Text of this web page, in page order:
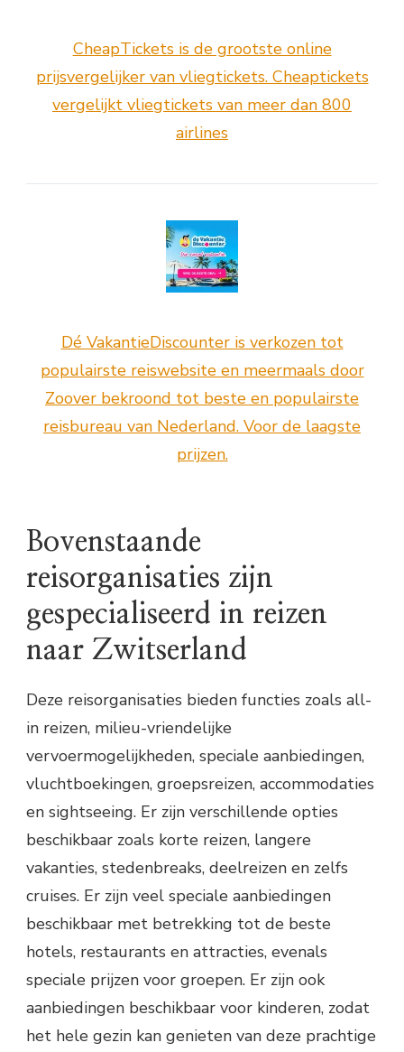
CheapTickets is de grootste online
prijsvergelijker van vliegtickets. Cheaptickets
vergelijkt vliegtickets van meer dan 800
airlines
Dé VakantieDiscounter is verkozen tot
populairste reiswebsite en meermaals door
Zoover bekroond tot beste en populairste
reisbureau van Nederland. Voor de laagste
prijzen.
Bovenstaande
reisorganisaties zijn
gespecialiseerd in reizen
naar Zwitserland
Deze reisorganisaties bieden functies zoals all-
in reizen, milieu-vriendelijke
vervoermogelijkheden, speciale aanbiedingen,
vluchtboekingen, groepsreizen, accommodaties
en sightseeing. Er zijn verschillende opties
beschikbaar zoals korte reizen, langere
vakanties, stedenbreaks, deelreizen en zelfs
cruises. Er zijn veel speciale aanbiedingen
beschikbaar met betrekking tot de beste
hotels, restaurants en attracties, evenals
speciale prijzen voor groepen. Er zijn ook
aanbiedingen beschikbaar voor kinderen, zodat
het hele gezin kan genieten van deze prachtige